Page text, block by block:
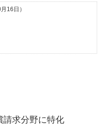
16日）
請求分野に特化